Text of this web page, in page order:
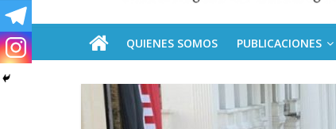
de
Cienfuegos,QUIENES SOMOS PUBLICACIONES